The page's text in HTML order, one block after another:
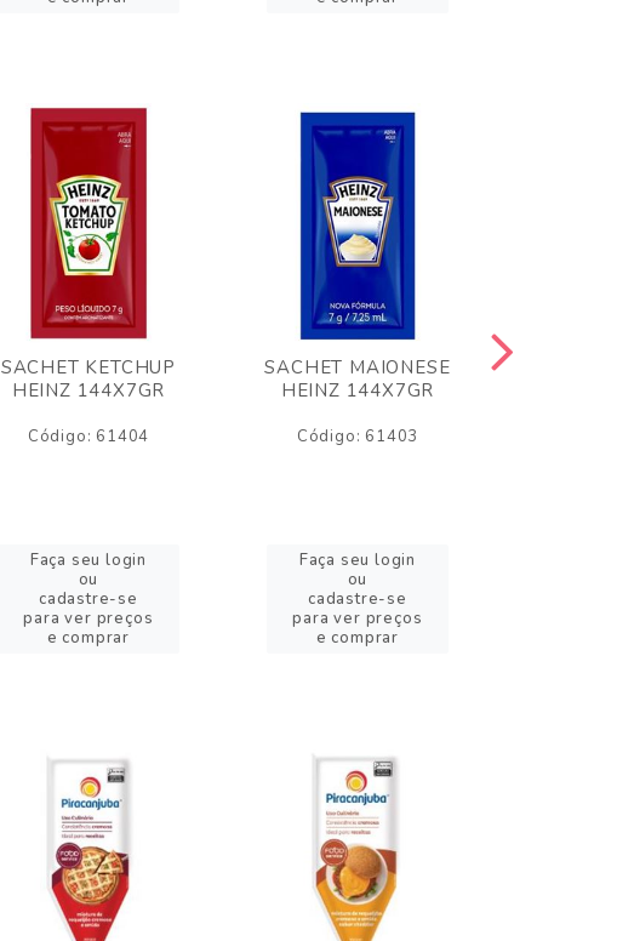
SACHET KETCHUP
HEINZ 144X7GR
Código: 61404
Faça seu login
ou
cadastre-se
para ver preços
e comprar
SACHET MAIONESE
HEINZ 144X7GR
Código: 61403
Faça seu login
ou
cadastre-se
para ver preços
e comprar